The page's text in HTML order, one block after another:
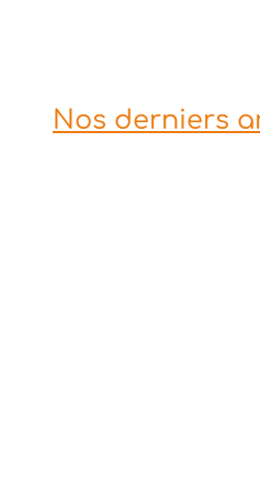
Nos derniers